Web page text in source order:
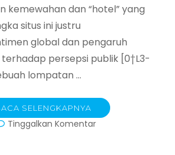
kemewahan dan “hotel” yang
situs ini justru
global dan pengaruh
persepsi publik [0†L3-
lompatan …
SELENGKAPNYA
Tinggalkan Komentarpada